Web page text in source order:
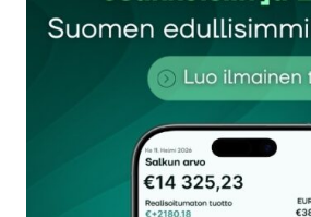
Sähköpostiosoitettasi ei julkaista.
kentät on merkitty*
Kommentti*